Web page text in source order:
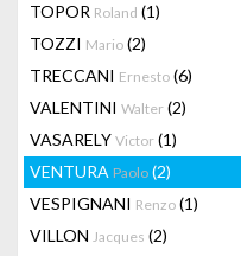
TOPOR Roland (1)
TOZZI Mario (2)
TRECCANI Ernesto (6)
VALENTINI Walter (2)
VASARELY Victor (1)
VENTURA Paolo (2)
VESPIGNANI Renzo (1)
VILLON Jacques (2)